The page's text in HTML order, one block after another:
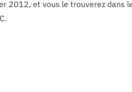
2012, et vous le trouverez dans